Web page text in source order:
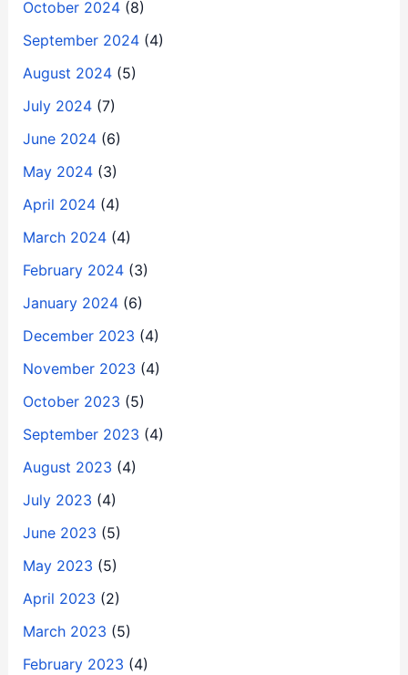
October 2024(8)
September 2024(4)
August 2024(5)
July 2024(7)
June 2024(6)
May 2024(3)
April 2024(4)
March 2024(4)
February 2024(3)
January 2024(6)
December 2023 (4)
November 2023 (4)
October 2023 (5)
September 2023 (4)
August 2023 (4)
July 2023 (4)
June 2023 (5)
May 2023 (5)
April 2023 (2)
March 2023 (5)
February 2023 (4)